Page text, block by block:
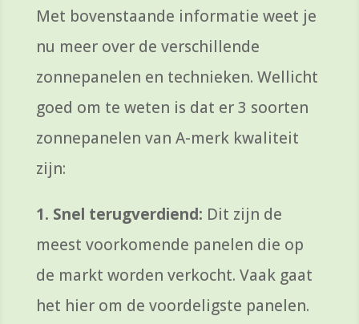
Met bovenstaande informatie weet je
nu meer over de verschillende
zonnepanelen en technieken. Wellicht
goed om te weten is dat er 3 soorten
zonnepanelen van A-merk kwaliteit
zijn:
1. Snel terugverdiend: Dit zijn de
meest voorkomende panelen die op
de markt worden verkocht. Vaak gaat
het hier om de voordeligste panelen.